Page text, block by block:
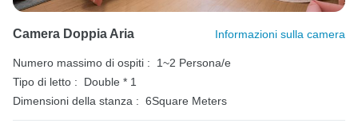
Camera Doppia Aria Informazioni sulla camera
Numero massimo di ospiti :
1~2 Persona/e
Tipo di letto :
Double * 1
Dimensioni della stanza : 6Square Meters